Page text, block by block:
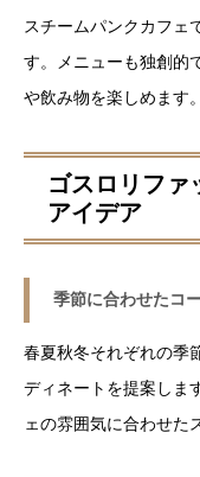
スチームパンクカフェ
す。メニューも独創的
や飲み物を楽しめます。
ゴスロリファ
アイデア
季節に合わせたコ
春夏秋冬それぞれの季
ディネートを提案しま
ェの雰囲気に合わせた